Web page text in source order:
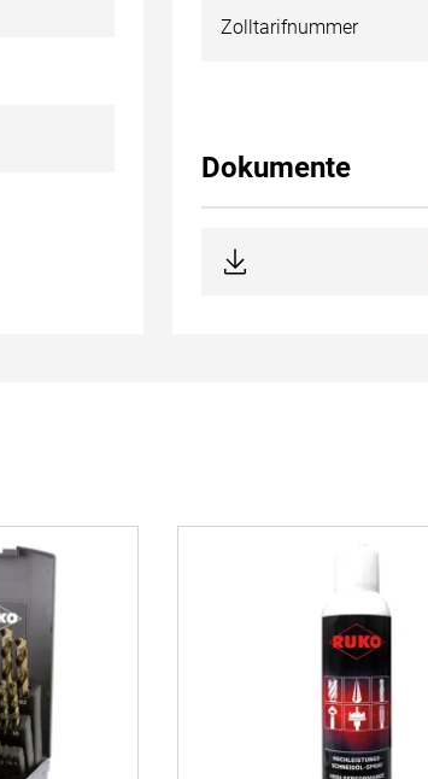
Zolltarifnummer
Dokumente